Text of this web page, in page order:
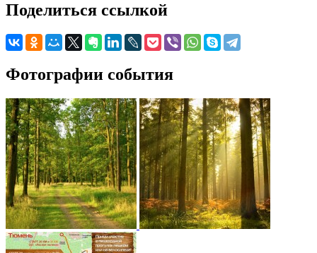
Поделиться ссылкой
Фотографии события